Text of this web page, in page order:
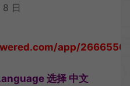
日
app/2666550/
选择 中文